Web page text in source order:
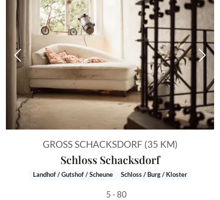
Vorheriges Bild
GROSS SCHACKSDORF (35 KM)
Schloss Schacksdorf
Landhof / Gutshof / Scheune Schloss / Burg / Kloster
5 - 80